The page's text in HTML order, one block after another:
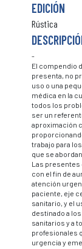
EDICIÓN
Rústica
-
El compendio
presenta, no
uso o una
médica en la
todos los
ser un
aproximación
trabajo para
que se abordan
Las presentes
con el fin de
atención
paciente, eje
sanitario, y el
destinado a
sanitarios y a
profesionales
urgencia y